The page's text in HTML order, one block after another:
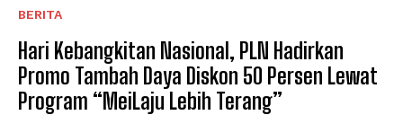
BERITA
Hari Kebangkitan Nasional, PLN Hadirkan
Promo Tambah Daya Diskon 50 Persen Lewat
Program “MeiLaju Lebih Terang”